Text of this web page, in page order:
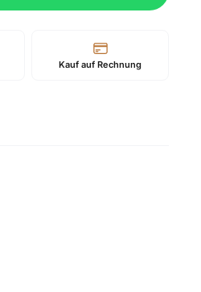
Kauf auf Rechnung